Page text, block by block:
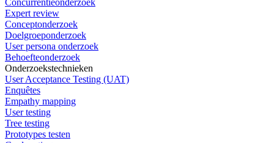
Concurrentieonderzoek
Expert review
Conceptonderzoek
Doelgroeponderzoek
User persona onderzoek
Behoefteonderzoek
Onderzoekstechnieken
User Acceptance Testing (UAT)
Enquêtes
Empathy mapping
User testing
Tree testing
Prototypes testen